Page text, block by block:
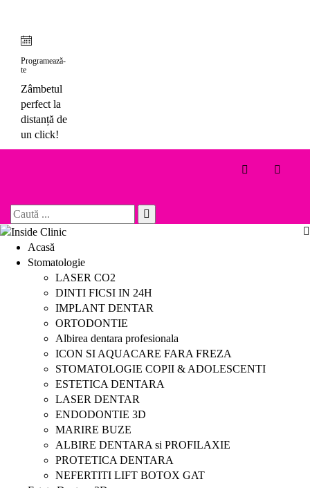
content
Programează-
te
Zâmbetul
perfect la
distanță de
un click!
Toggle
Search
for:
Acasă
Stomatologie
LASER CO2
DINTI FICSI IN 24H
IMPLANT DENTAR
ORTODONTIE
Albirea dentara profesionala
ICON SI AQUACARE FARA FREZA
STOMATOLOGIE COPII & ADOLESCENTI
ESTETICA DENTARA
LASER DENTAR
ENDODONTIE 3D
MARIRE BUZE
ALBIRE DENTARA si PROFILAXIE
PROTETICA DENTARA
NEFERTITI LIFT BOTOX GAT